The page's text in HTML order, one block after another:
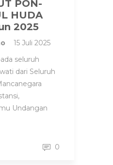
PON-
HUDA
2025
15 Juli 2025
seluruh
dari Seluruh
Undangan
0